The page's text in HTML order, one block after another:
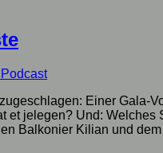
Einer
et jelegen? Und:
Balkonier Kilian und